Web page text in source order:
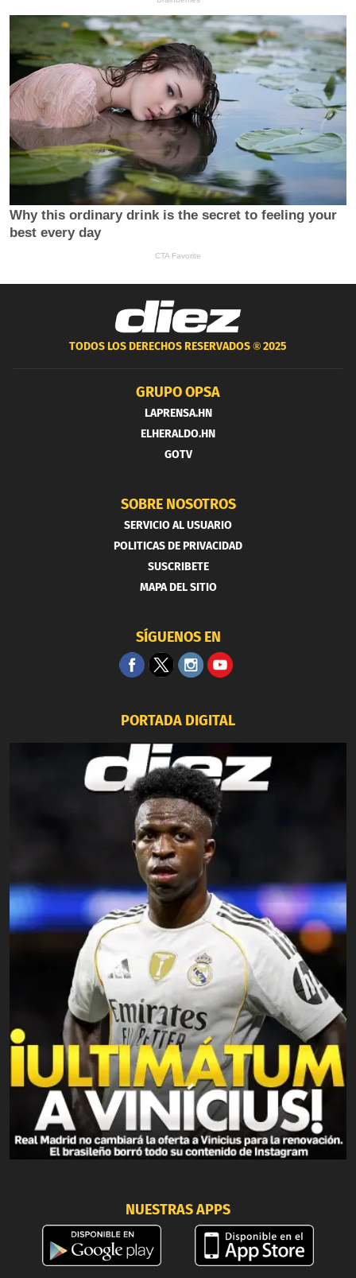
TODOS LOS DERECHOS RESERVADOS ®2025
GRUPO OPSA
LAPRENSA.HN
ELHERALDO.HN
GOTV
SOBRE NOSOTROS
SERVICIO AL USUARIO
POLITICAS DE PRIVACIDAD
SUSCRIBETE
MAPA DEL SITIO
SÍGUENOS EN
PORTADA DIGITAL
NUESTRAS APPS